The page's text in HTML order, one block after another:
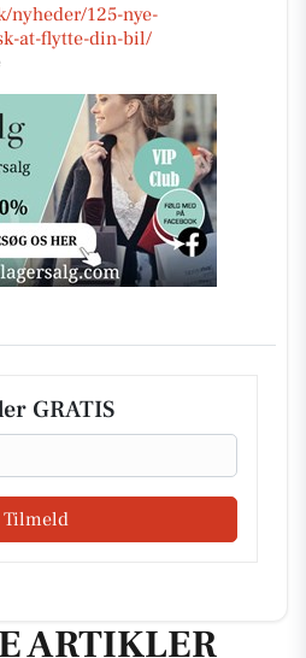
nyheder/125-nye-
at-flytte-din-bil/
GRATIS
Tilmeld
ARTIKLER